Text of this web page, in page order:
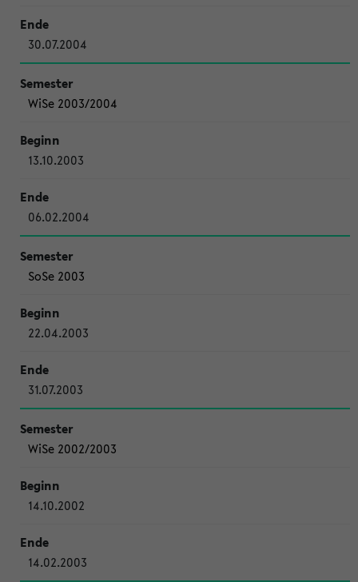
30.07.2004
WiSe 2003/2004
13.10.2003
06.02.2004
SoSe 2003
22.04.2003
31.07.2003
WiSe 2002/2003
14.10.2002
14.02.2003